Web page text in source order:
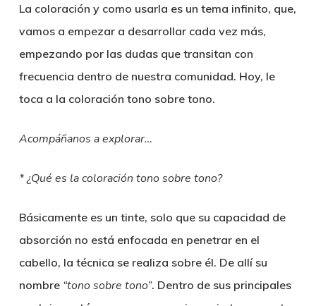
La coloración y como usarla es un tema infinito, que,
vamos a empezar a desarrollar cada vez más,
empezando por las dudas que transitan con
frecuencia dentro de nuestra comunidad. Hoy, le
toca a la coloración tono sobre tono.
Acompáñanos a explorar…
* ¿Qué es la coloración tono sobre tono?
Básicamente es un tinte, solo que su capacidad de
absorción no está enfocada en penetrar en el
cabello, la técnica se realiza sobre él. De allí su
nombre “tono sobre tono”. Dentro de sus principales